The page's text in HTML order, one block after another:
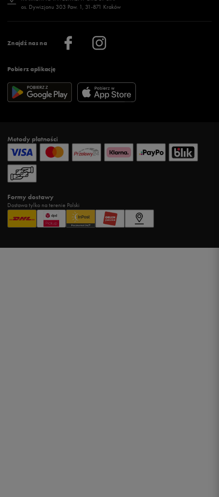
Znajdź nas na
Pobierz aplikację
Regulamin sklepu 50 style
Regulamin aplikacji 50 style
Więcej regulaminów >
Więcej >
Klub 50 style
Praca
Informacje o firmie
os. Dywizjonu 303 Paw. 1, 31-871 Kraków
Metody płatności
Formy dostawy
Dostawa tylko na terenie Polski